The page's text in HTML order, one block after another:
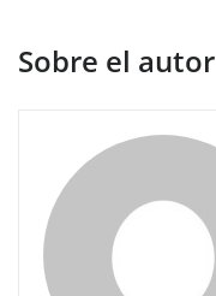
Sobre el autor